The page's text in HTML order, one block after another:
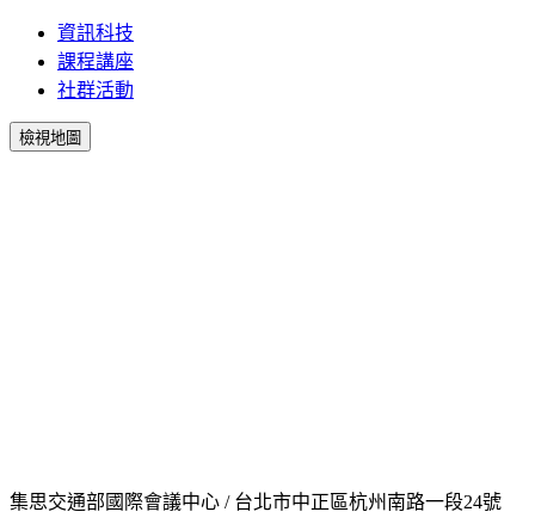
資訊科技
課程講座
社群活動
檢視地圖
集思交通部國際會議中心 / 台北市中正區杭州南路一段24號